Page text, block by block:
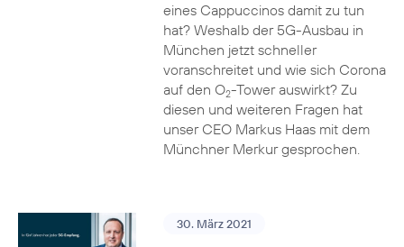
eines Cappuccinos damit zu tun
hat? Weshalb der 5G-Ausbau in
München jetzt schneller
voranschreitet und wie sich Corona
auf den O2-Tower auswirkt? Zu
diesen und weiteren Fragen hat
unser CEO Markus Haas mit dem
Münchner Merkur gesprochen.
30. März 2021